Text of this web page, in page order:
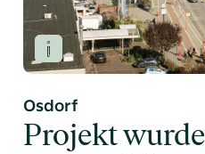
Osdorf
Projekt wurde